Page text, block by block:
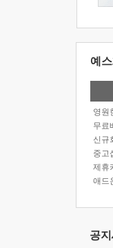
예
영원
무료
신규
중고
제휴
애드
공